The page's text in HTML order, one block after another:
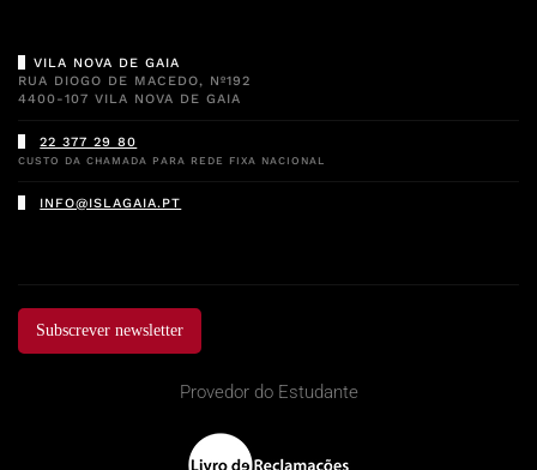
VILA NOVA DE GAIA
RUA DIOGO DE MACEDO, Nº192
4400-107 VILA NOVA DE GAIA
22 377 29 80
CUSTO DA CHAMADA PARA REDE FIXA NACIONAL
INFO@ISLAGAIA.PT
Subscrever newsletter
Provedor do Estudante